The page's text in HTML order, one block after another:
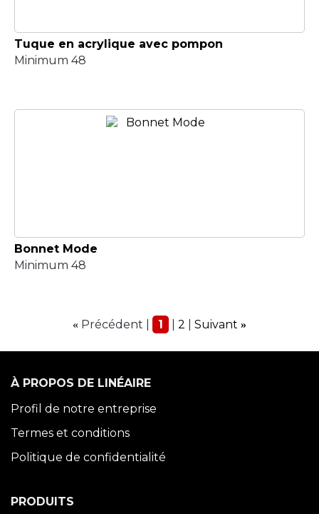
Tuque en acrylique avec pompon
Minimum 48
Bonnet Mode
Minimum 48
« Précédent 1 2 Suivant »
À PROPOS DE LINÉAIRE
Profil de notre entreprise
Termes et conditions
Politique de confidentialité
PRODUITS